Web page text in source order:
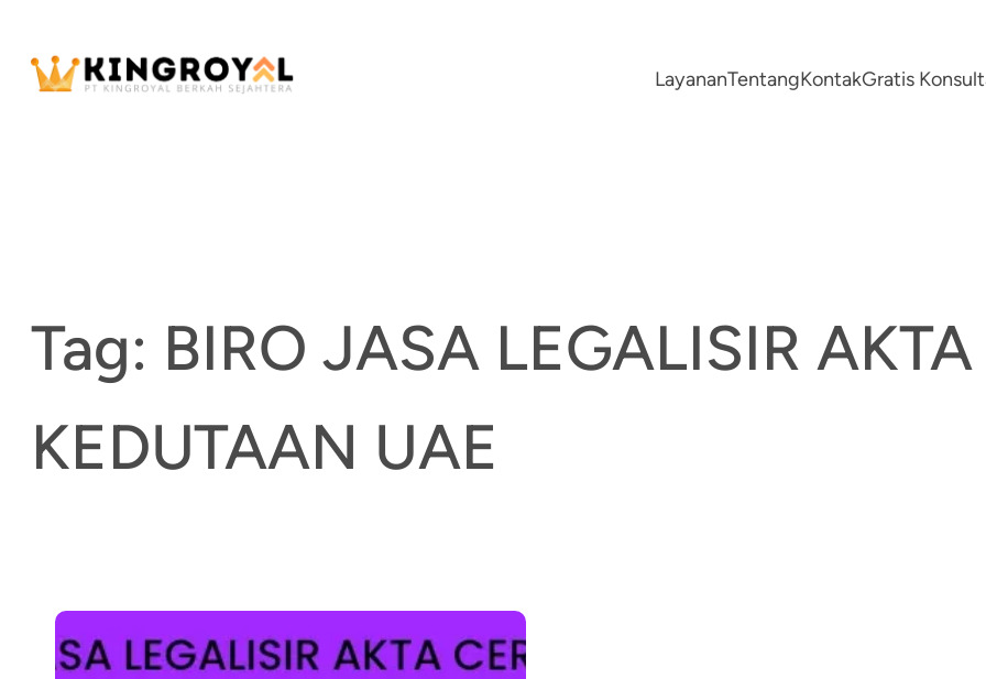
content
LayananTentangKontakGratis
Tag: BIRO JASA LEGALISIR
KEDUTAAN UAE